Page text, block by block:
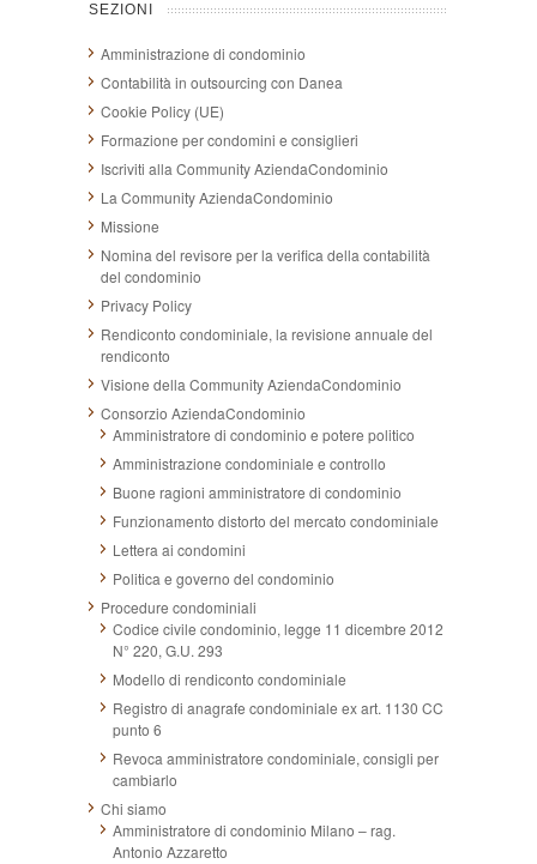
SEZIONI
Amministrazione di condominio
Contabilità in outsourcing con Danea
Cookie Policy (UE)
Formazione per condomini e consiglieri
Iscriviti alla Community AziendaCondominio
La Community AziendaCondominio
Missione
Nomina del revisore per la verifica della contabilità
del condominio
Privacy Policy
Rendiconto condominiale, la revisione annuale del
rendiconto
Visione della Community AziendaCondominio
Consorzio AziendaCondominio
Amministratore di condominio e potere politico
Amministrazione condominiale e controllo
Buone ragioni amministratore di condominio
Funzionamento distorto del mercato condominiale
Lettera ai condomini
Politica e governo del condominio
Procedure condominiali
Codice civile condominio, legge 11 dicembre 2012
N° 220, G.U. 293
Modello di rendiconto condominiale
Registro di anagrafe condominiale ex art. 1130 CC
punto 6
Revoca amministratore condominiale, consigli per
cambiarlo
Chi siamo
Amministratore di condominio Milano – rag.
Antonio Azzaretto